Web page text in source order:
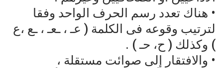
• هناك تعدد رسم الحرف الواحد وفقا
لترتيب وقوعه فى الكلمة ( عـ ، ـعـ ، ـع ،ع
) وكذلك ( ح، حـ ) .
• والافتقار إلى صوائت مستقلة ،